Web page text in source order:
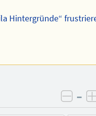
Hintergründe“
–